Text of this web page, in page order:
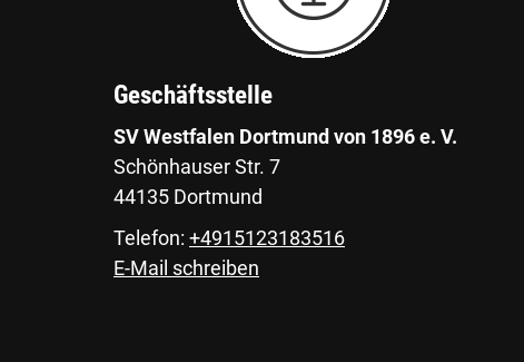
Geschäftsstelle
SV Westfalen Dortmund von 1896 e. V.
Schönhauser Str. 7
44135 Dortmund
Telefon: +4915123183516
E-Mail schreiben